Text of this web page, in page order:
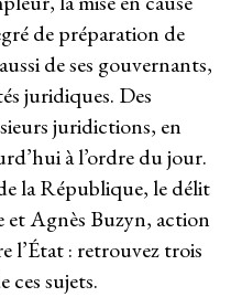
de préparation de
de ses gouvernants,
juridiques. Des
juridictions, en
à l’ordre du jour.
la République, le délit
Agnès Buzyn, action
l’État : retrouvez trois
ces sujets.